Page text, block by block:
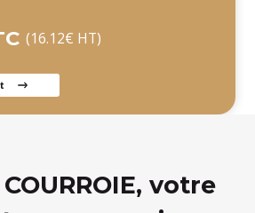
(16.12€ HT)
COURROIE, votre